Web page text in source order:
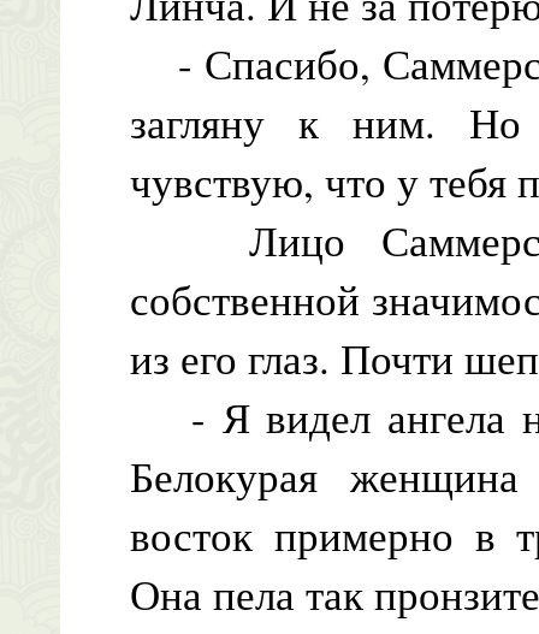
- Спасибо,
загляну к ним.
чувствую, что у тебя
Лицо Саммерса
собственной
из его глаз. Почти
- Я видел ангела
Белокурая
восток примерно в
Она пела так